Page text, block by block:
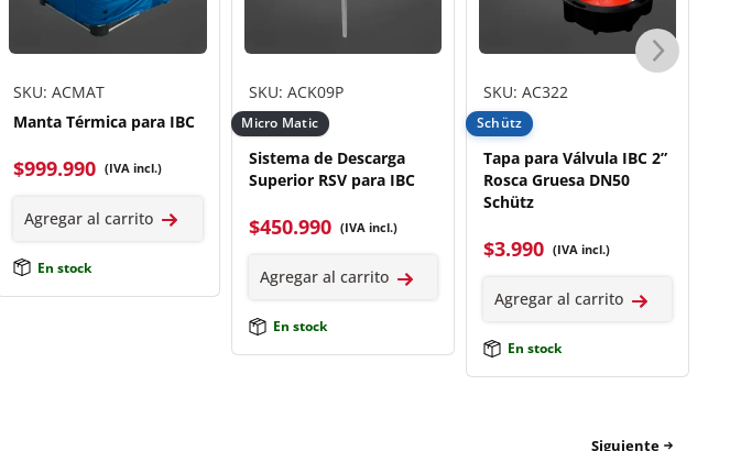
SKU: ACMAT
Manta Térmica para IBC
$999.990 (IVA incl.)
Agregar al carrito
En stock
SKU: ACK09P
Micro Matic
Sistema de Descarga
Superior RSV para IBC
$450.990 (IVA incl.)
Agregar al carrito
En stock
SKU: AC322
Schütz
Tapa para Válvula IBC 2”
Rosca Gruesa DN50
Schütz
$3.990 (IVA incl.)
Agregar al carrito
En stock
Siguiente